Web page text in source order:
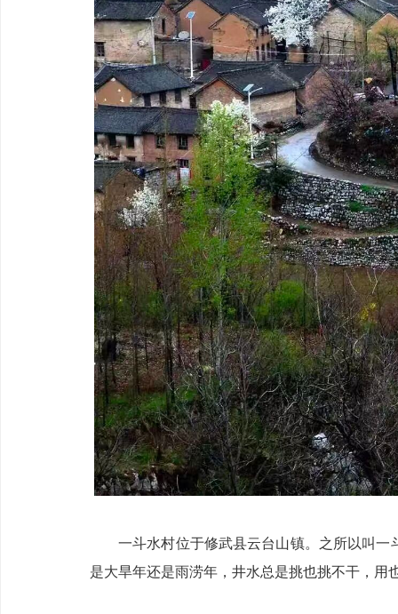
一斗水村位于修武县云台山镇。之所以叫
是大旱年还是雨涝年，井水总是挑也挑不干，